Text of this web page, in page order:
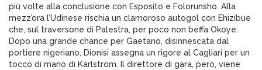
più volte alla conclusione con Esposito e Folorunsho. Alla
mezz’ora l’Udinese rischia un clamoroso autogol con Ehizibue
che, sul traversone di Palestra, per poco non beffa Okoye.
Dopo una grande chance per Gaetano, disinnescata dal
portiere nigeriano, Dionisi assegna un rigore al Cagliari per un
tocco di mano di Karlstrom. Il direttore di gara, però, viene